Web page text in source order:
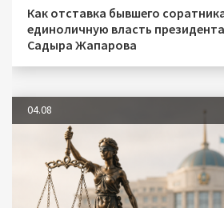
Как отставка бывшего
единоличную власть
Садыра Жапарова
04.08